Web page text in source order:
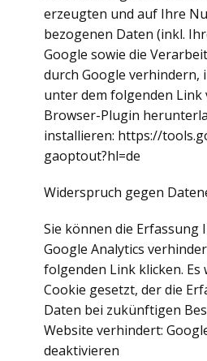
erzeugten und auf Ihre
bezogenen Daten (inkl.
Google sowie die
durch Google verhindern,
unter dem folgenden
Browser-Plugin
installieren: https://
gaoptout?hl=de
Widerspruch gegen
Sie können die Erfassung
Google Analytics
folgenden Link klicken.
Cookie gesetzt, der die
Daten bei zukünftigen
Website verhindert:
deaktivieren